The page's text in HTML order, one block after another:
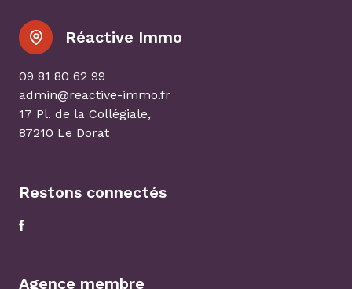
Réactive Immo
09 81 80 62 99
admin@reactive-immo.fr
17 Pl. de la Collégiale,
87210 Le Dorat
Restons connectés
Agence membre